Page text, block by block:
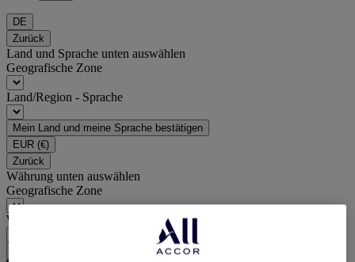
DE
Zurück
Land und Sprache unten auswählen
Geografische Zone
Land/Region - Sprache
Mein Land und meine Sprache bestätigen
EUR (€)
Zurück
Währung unten auswählen
Geografische Zone
Währung